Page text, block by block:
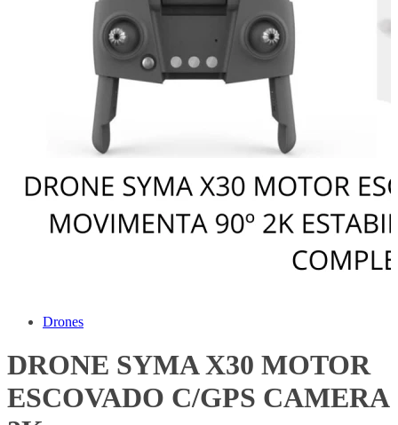
Drones
DRONE SYMA X30 MOTOR
ESCOVADO C/GPS CAMERA